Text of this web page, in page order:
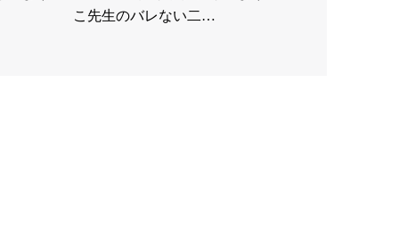
こ先生のバレない二…